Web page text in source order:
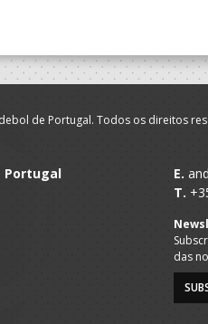
de Portugal. Todos os direitos
Portugal
E.
T.
das